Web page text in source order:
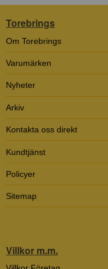
Torebrings
Om Torebrings
Varumärken
Nyheter
Arkiv
Kontakta oss direkt
Kundtjänst
Policyer
Sitemap
Villkor m.m.